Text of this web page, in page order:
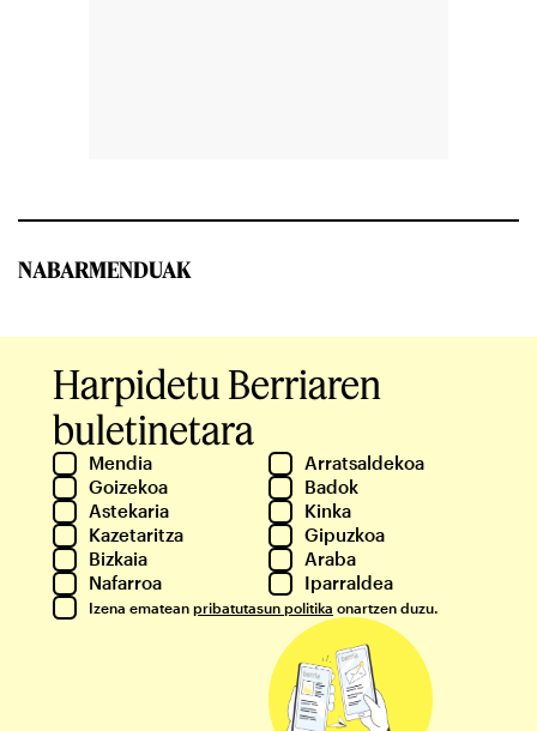
NABARMENDUAK
Harpidetu Berriaren
buletinetara
Mendia
Arratsaldekoa
Goizekoa
Badok
Astekaria
Kinka
Kazetaritza
Gipuzkoa
Bizkaia
Araba
Nafarroa
Iparraldea
Izena ematean pribatutasun politika onartzen duzu.